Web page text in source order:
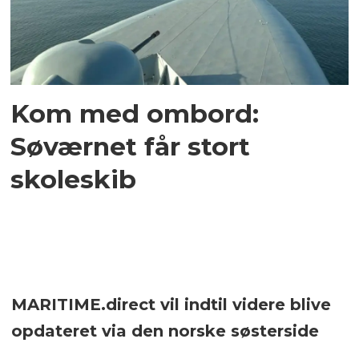
Kom med ombord:
Søværnet får stort
skoleskib
MARITIME.direct vil indtil videre blive
opdateret via den norske søsterside